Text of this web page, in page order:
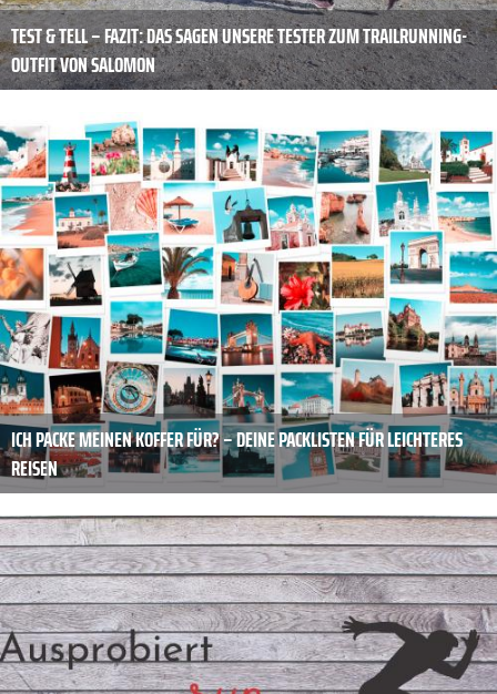
TEST & TELL – FAZIT: DAS SAGEN UNSERE TESTER ZUM TRAILRUNNING-
OUTFIT VON SALOMON
ICH PACKE MEINEN KOFFER FÜR? – DEINE PACKLISTEN FÜR LEICHTERES
REISEN